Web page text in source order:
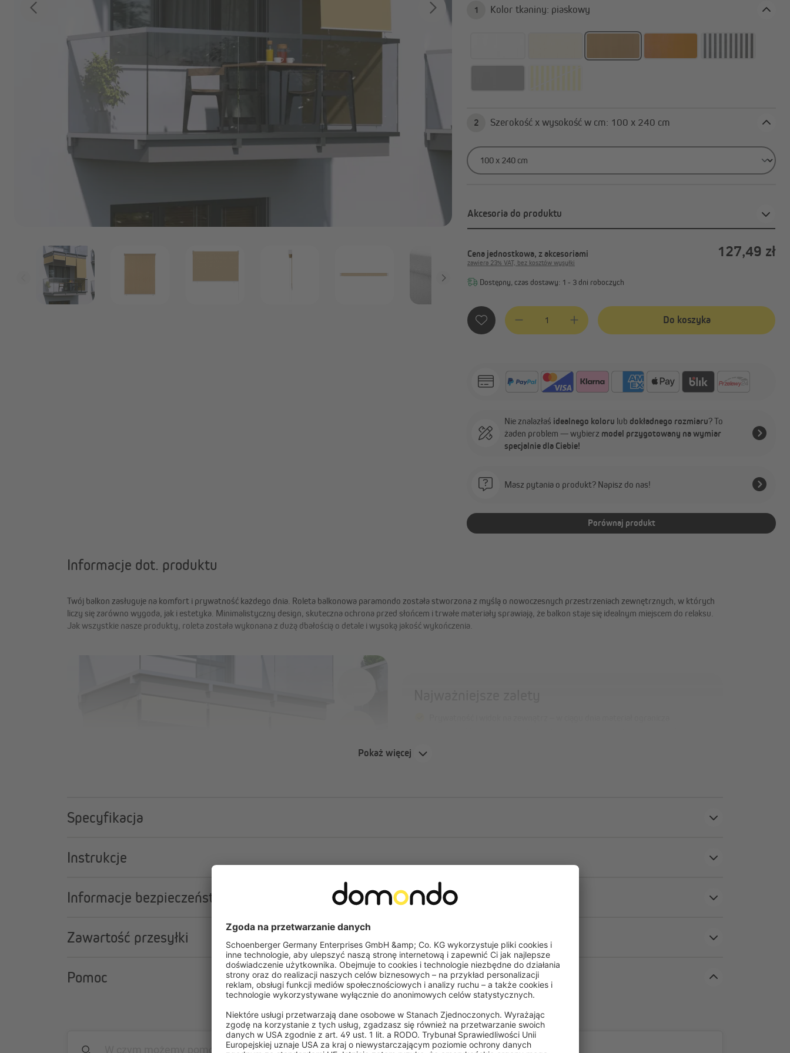
Pokaż wszystko
przeciwsłonecznych
Pawilony ogrodowe
Ogrzewacze na podczerwień
Akcesoria i części zamienne do
pawilonów ogrodowych
Osłony balkonowe
Osłony balkonowe
Tkaniny osłonowe
Pasy osłonowe
Pokaż wszystko
pionowe
1 Kolor tkaniny: piaskowy
2 Szerokość x wysokość w cm: 100 x 240 cm
Akcesoria do produktu
Cena jednostkowa, z akcesoriami 127,49 zł
zawiera 23% VAT, bez kosztów wysyłki
Dostępny, czas dostawy: 1 - 3 dni roboczych
Ilość produktu: Wprowadź żądaną ilość lub użyj przycisków, aby zwiększyć
Do koszyka
Nie znalazłaś idealnego koloru lub dokładnego rozmiaru? To
żaden problem — wybierz model przygotowany na wymiar
specjalnie dla Ciebie!
Masz pytania o produkt? Napisz do nas!
Porównaj produkt
Informacje dot. produktu
Twój balkon zasługuje na komfort i prywatność każdego dnia. Roleta balkonowa paramondo została stworzona z myślą o nowoczesnych przestrzeniach zewnętrznych, w których
liczy się zarówno wygoda, jak i estetyka. Minimalistyczny design, skuteczna ochrona przed słońcem i trwałe materiały sprawiają, że balkon staje się idealnym miejscem do relaksu.
Jak wszystkie nasze produkty, roleta została wykonana z dużą dbałością o detale i wysoką jakość wykończenia.
Elastyczny montaż – możliwość montażu do ściany lub sufitu
Pokaż więcej
Specyfikacja
Instrukcje
Informacje bezpieczeństwa
Zawartość przesyłki
Pomoc